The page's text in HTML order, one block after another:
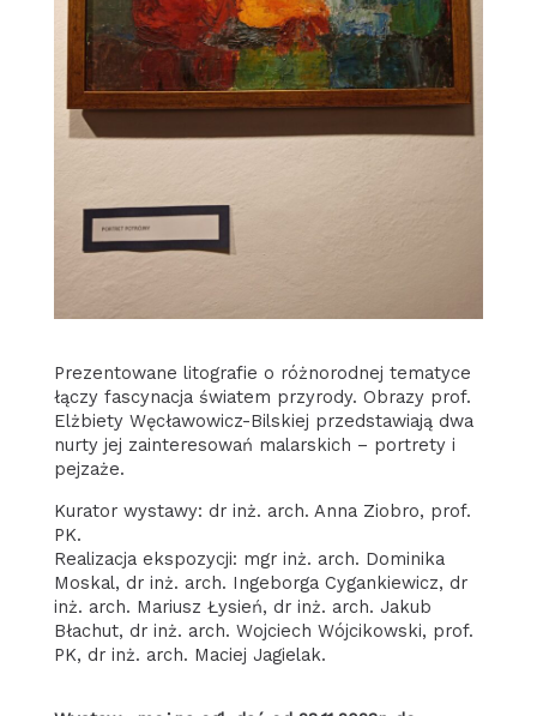
Prezentowane litografie o różnorodnej tematyce
łączy fascynacja światem przyrody. Obrazy prof.
Elżbiety Węcławowicz-Bilskiej przedstawiają dwa
nurty jej zainteresowań malarskich – portrety i
pejzaże.
Kurator wystawy: dr inż. arch. Anna Ziobro, prof.
PK.
Realizacja ekspozycji: mgr inż. arch. Dominika
Moskal, dr inż. arch. Ingeborga Cygankiewicz, dr
inż. arch. Mariusz Łysień, dr inż. arch. Jakub
Błachut, dr inż. arch. Wojciech Wójcikowski, prof.
PK, dr inż. arch. Maciej Jagielak.